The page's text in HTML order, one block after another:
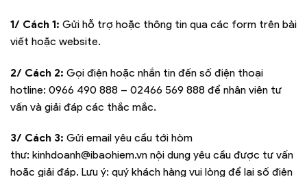
1/ Cách 1: Gửi hỗ trợ hoặc thông tin qua các form trên bài
viết hoặc website.
2/ Cách 2: Gọi điện hoặc nhắn tin đến số điện thoại
hotline: 0966 490 888 – 02466 569 888 để nhân viên tư
vấn và giải đáp các thắc mắc.
3/ Cách 3: Gửi email yêu cầu tới hòm
thư: kinhdoanh@ibaohiem.vn nội dung yêu cầu được tư vấn
hoặc giải đáp. Lưu ý: quý khách hàng vui lòng để lại số điện